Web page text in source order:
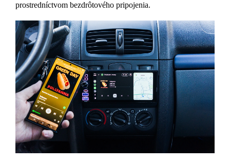
prostredníctvom bezdrôtového pripojenia.